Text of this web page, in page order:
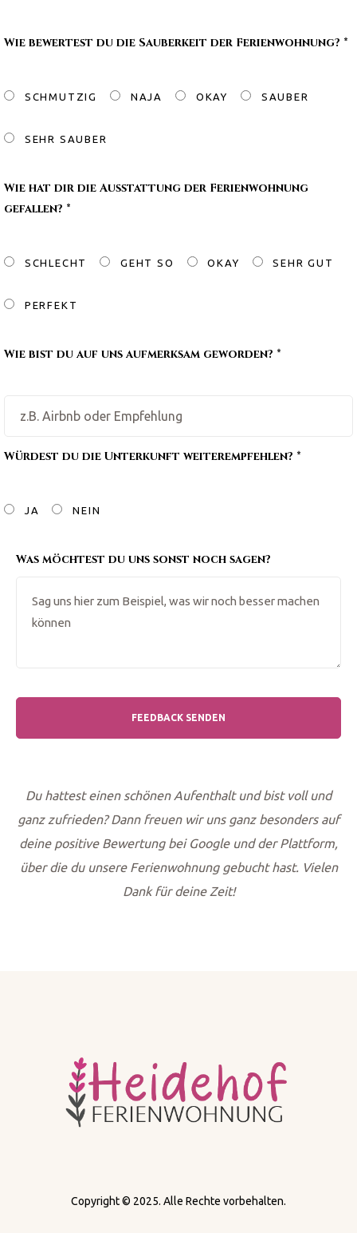
Wie bewertest du die Sauberkeit der Ferienwohnung? *
SCHMUTZIG NAJA OKAY SAUBER
SEHR SAUBER
Wie hat dir die Ausstattung der Ferienwohnung
gefallen? *
SCHLECHT GEHT SO OKAY SEHR GUT
PERFEKT
Wie bist du auf uns aufmerksam geworden? *
Würdest du die Unterkunft weiterempfehlen? *
JA NEIN
Was möchtest du uns sonst noch sagen?
Du hattest einen schönen Aufenthalt und bist voll und
ganz zufrieden? Dann freuen wir uns ganz besonders auf
deine positive Bewertung bei Google und der Plattform,
über die du unsere Ferienwohnung gebucht hast. Vielen
Dank für deine Zeit!
Copyright © 2025. Alle Rechte vorbehalten.